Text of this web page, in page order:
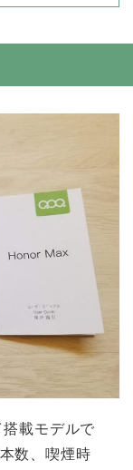
載モデルで
数、喫煙時